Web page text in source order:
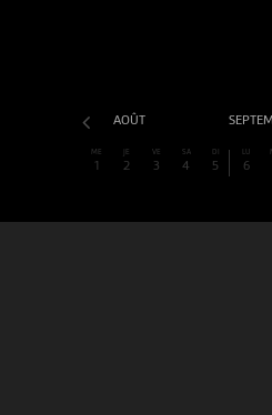
AOÛT
ME
1
JE
2
VE
3
SA
4
DI
5
LU
6